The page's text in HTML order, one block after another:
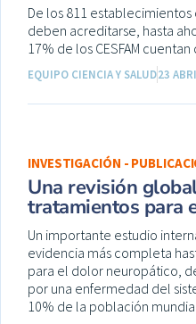
De los 811
deben acreditarse, hasta
17% de los CESFAM
EQUIPO CIENCIA Y SALUD23
INVESTIGACIÓN -
Una revisión
tratamientos para
Un importante estudio
evidencia más completa
para el dolor neuropático,
por una enfermedad del
10% de la población